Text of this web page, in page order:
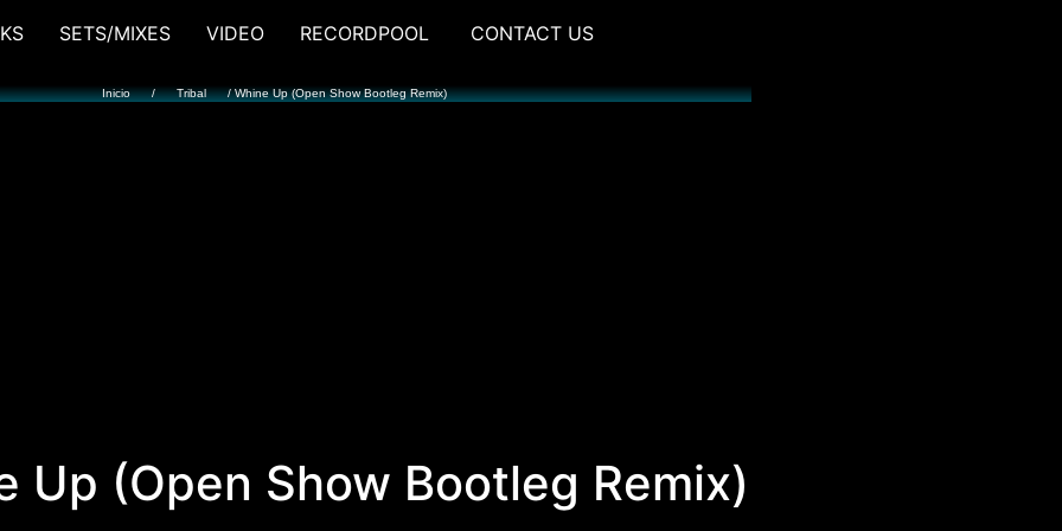
SETS/MIXES VIDEO RECORDPOOL CONTACT US
Inicio / Tribal / Whine Up (Open Show Bootleg Remix)
Up (Open Show Bootleg Remix)